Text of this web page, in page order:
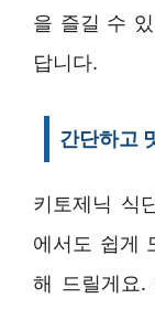
을 즐길 수
답니다.
간단하고
키토제닉 식
에서도 쉽게
해 드릴게요.